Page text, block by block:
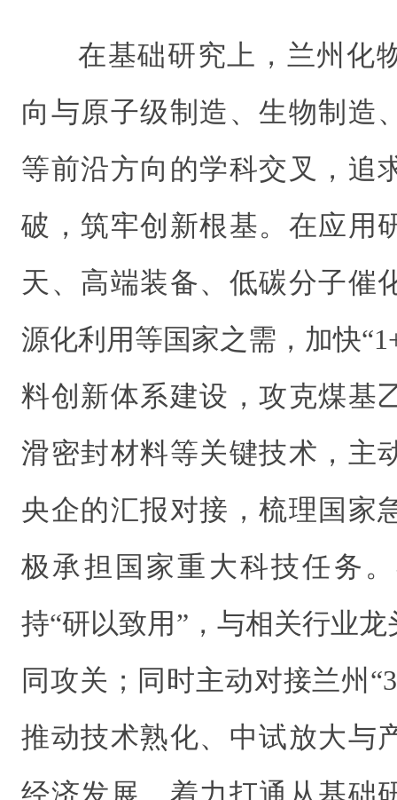
在基础研究上，兰州化
向与原子级制造、生物制造
等前沿方向的学科交叉，追
破，筑牢创新根基。在应用
天、高端装备、低碳分子催
源化利用等国家之需，加快
料创新体系建设，攻克煤基
滑密封材料等关键技术，主
央企的汇报对接，梳理国家
极承担国家重大科技任务
持“研以致用”，与相关行业
同攻关；同时主动对接兰州
推动技术熟化、中试放大与